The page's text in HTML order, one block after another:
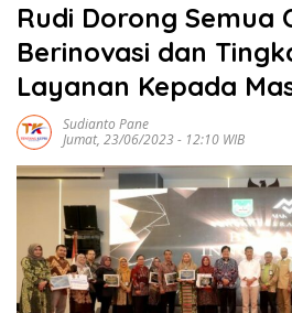
Rudi Dorong Semua
Berinovasi dan
Layanan Kepada
Sudianto Pane
Jumat, 23/06/2023 - 12:10 WIB